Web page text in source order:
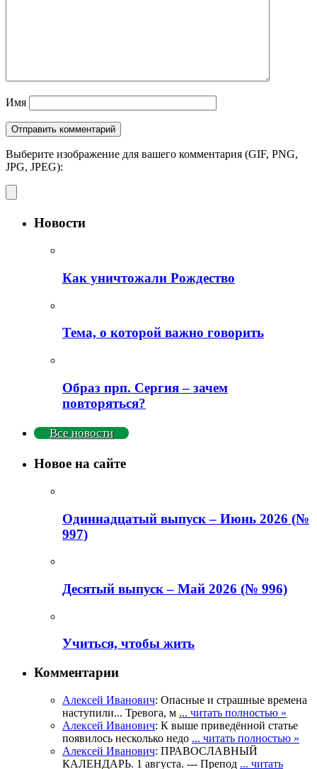
Имя
Выберите изображение для вашего комментария (GIF, PNG,
JPG, JPEG):
Новости
Как уничтожали Рождество
Тема, о которой важно говорить
Образ прп. Сергия – зачем
повторяться?
Все новости
Новое на сайте
Одиннадцатый выпуск – Июнь 2026 (№
997)
Деcятый выпуск – Май 2026 (№ 996)
Учиться, чтобы жить
Комментарии
Алексей Иванович: Опасные и страшные времена
наступили... Тревога, м ... читать полностью »
Алексей Иванович: К выше приведённой статье
появилось несколько недо ... читать полностью »
Алексей Иванович: ПРАВОСЛАВНЫЙ
КАЛЕНДАРЬ. 1 августа. --- Препод ... читать